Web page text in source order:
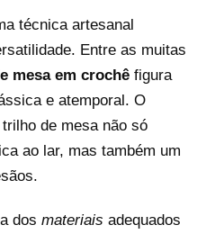
técnica artesanal
Entre as muitas
mesa em crochê figura
e atemporal. O
de mesa não só
ao lar, mas também um
dos materiais adequados